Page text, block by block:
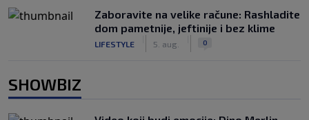
Zaboravite na velike račune: Rashladite
dom pametnije, jeftinije i bez klime
LIFESTYLE 5. aug. 0
SHOWBIZ